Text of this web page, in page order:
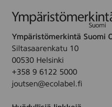
Ympäristömerkintä Suomi
Siltasaarenkatu 10
00530 Helsinki
+358 9 6122 5000
joutsen@ecolabel.fi